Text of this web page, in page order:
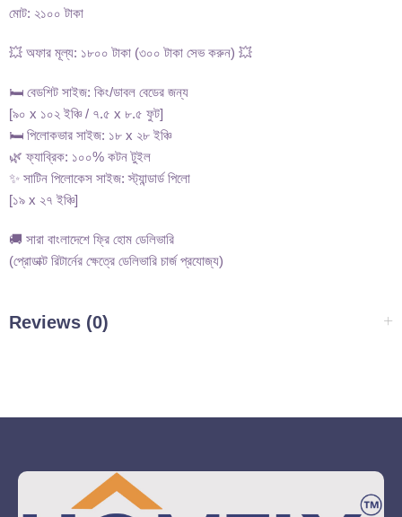
মোট: ২১০০ টাকা
💥 অফার মূল্য: ১৮০০ টাকা (৩০০ টাকা সেভ করুন) 💥
🛏️ বেডশিট সাইজ: কিং/ডাবল বেডের জন্য
[৯০ x ১০২ ইঞ্চি / ৭.৫ x ৮.৫ ফুট]
🛏️ পিলোকভার সাইজ: ১৮ x ২৮ ইঞ্চি
🌿 ফ্যাব্রিক: ১০০% কটন টুইল
✨ সাটিন পিলোকেস সাইজ: স্ট্যান্ডার্ড পিলো
[১৯ x ২৭ ইঞ্চি]
🚚 সারা বাংলাদেশে ফ্রি হোম ডেলিভারি
(প্রোডাক্ট রিটার্নের ক্ষেত্রে ডেলিভারি চার্জ প্রযোজ্য)
Reviews (0)